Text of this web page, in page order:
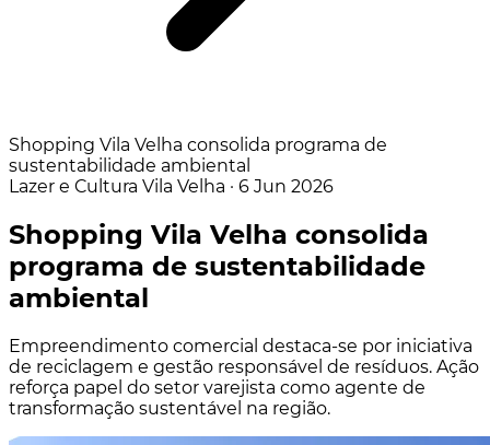
Shopping Vila Velha consolida programa de
sustentabilidade ambiental
Lazer e Cultura Vila Velha · 6 Jun 2026
Shopping Vila Velha consolida
programa de sustentabilidade
ambiental
Empreendimento comercial destaca-se por iniciativa
de reciclagem e gestão responsável de resíduos. Ação
reforça papel do setor varejista como agente de
transformação sustentável na região.